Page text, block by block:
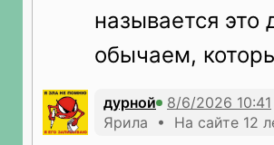
называется
обычаем,
дурной
Ярила • На сайте 12